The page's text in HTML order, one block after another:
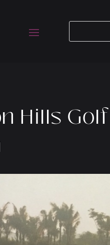
Hills Golf